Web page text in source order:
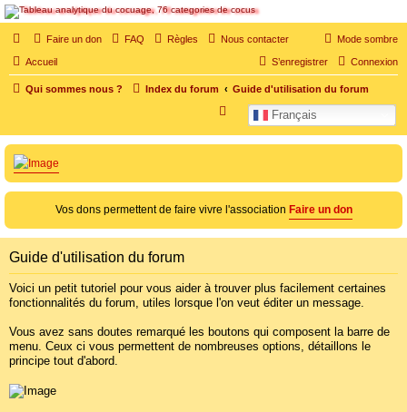
SOS cocu
SOS cocu est une association loi 1901 dont l'objet est le soutien aux victimes d'adultère.
Pouvoir parler, se confier, recevoir un soutien moral pour traverser une situation
Mode sombre
Faire un don FAQ Règles Nous contacter
Accueil Connexion
S’enregistrer
Qui sommes nous ? Index du forum Guide d'utilisation du forum
Français
c
e
r
Vos dons permettent de faire vivre l'association Faire un don
Guide d'utilisation du forum
Voici un petit tutoriel pour vous aider à trouver plus facilement certaines
fonctionnalités du forum, utiles lorsque l'on veut éditer un message.
Vous avez sans doutes remarqué les boutons qui composent la barre de
menu. Ceux ci vous permettent de nombreuses options, détaillons le
principe tout d'abord.